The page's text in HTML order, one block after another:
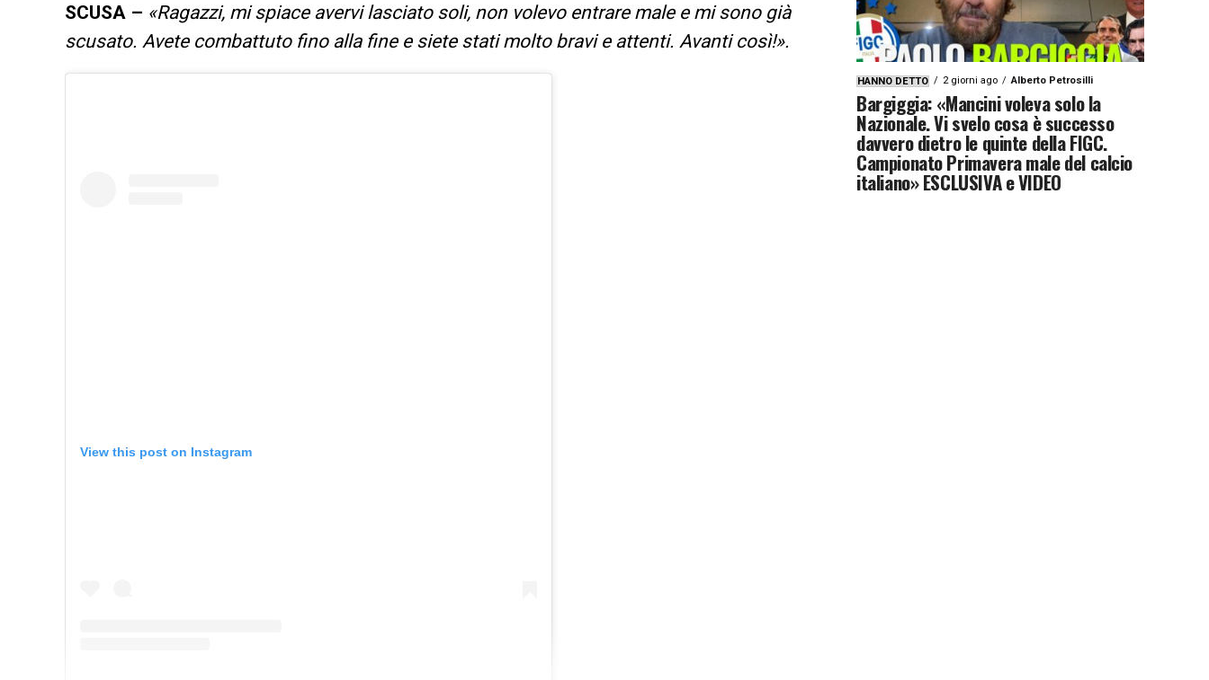
SCUSA – «Ragazzi, mi spiace avervi lasciato soli, non volevo entrare male e mi sono già
scusato. Avete combattuto fino alla fine e siete stati molto bravi e attenti. Avanti così!».
View this post on Instagram
HANNO DETTO 2 giorni ago Alberto Petrosilli
Bargiggia: «Mancini voleva solo la
Nazionale. Vi svelo cosa è successo
davvero dietro le quinte della FIGC.
Campionato Primavera male del calcio
italiano» ESCLUSIVA e VIDEO